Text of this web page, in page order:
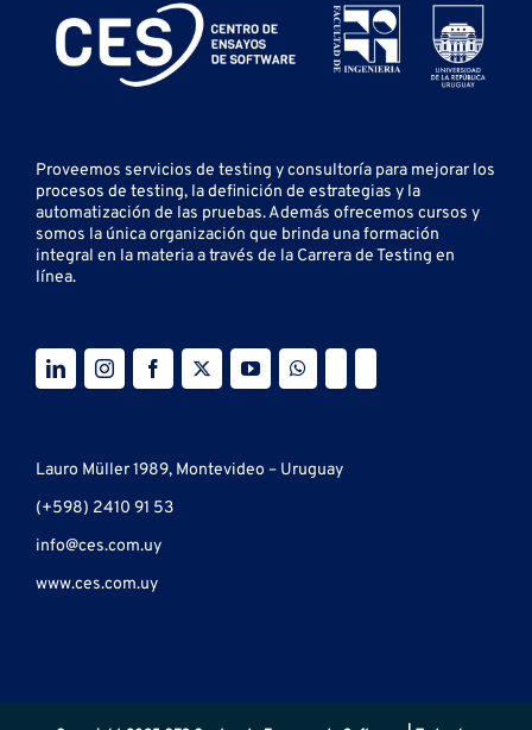
Proveemos servicios de testing yconsultoría para mejorar los
procesos de testing, la definición de estrategias y la
automatización de las pruebas.Además ofrecemos cursos y
somos la única organización que brinda una formación
integral en la materia a través de la Carrera de Testing en
línea.
Lauro Müller 1989, Montevideo – Uruguay
(+598) 2410 91 53
info@ces.com.uy
www.ces.com.uy